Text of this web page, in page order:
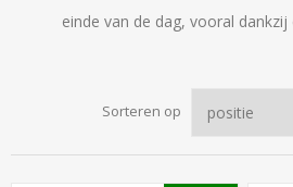
einde van de dag, vooral dankzij
Sorteren op